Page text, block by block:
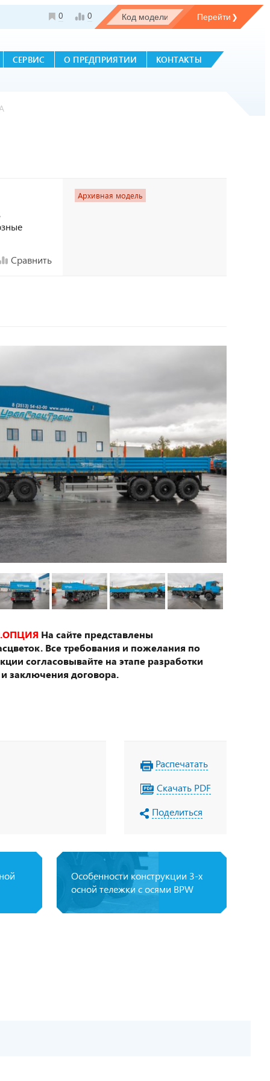
0 0
СЕРВИС О ПРЕДПРИЯТИИ КОНТАКТЫ
Сравнить
Архивная модель
На сайте представлены
Все требования и пожелания по
согласовывайте на этапе разработки
заключения договора.
Распечатать
Скачать PDF
Поделиться
Особенности конструкции 3-х
осной тележки с осями BPW